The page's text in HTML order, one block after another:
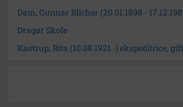
Dam, Gunnar Blicher (20.01.1898 -
Dragør Skole
Kastrup, Rita (10.08.1921 -) ekspeditrice,